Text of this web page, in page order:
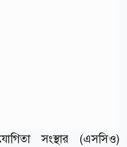
সংস্থার (এসসিও)